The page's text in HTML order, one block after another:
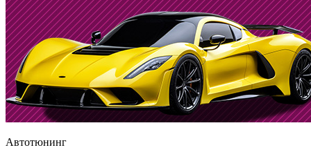
Автотюнинг